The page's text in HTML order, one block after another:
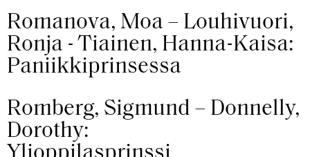
Romanova, Moa – Louhivuori,
Ronja - Tiainen, Hanna-Kaisa:
Paniikkiprinsessa
Romberg, Sigmund – Donnelly,
Dorothy: